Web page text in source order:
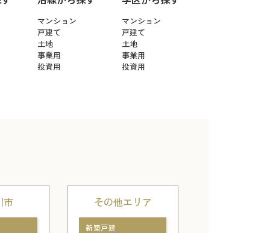
マンション
戸建て
土地
事業用
投資用
マンション
戸建て
土地
事業用
投資用
市 その他エリア
新築戸建